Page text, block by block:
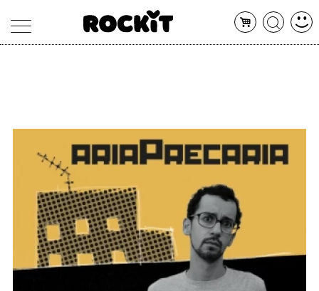
ARTISTI
CONCERTI
SHOP
RADIO